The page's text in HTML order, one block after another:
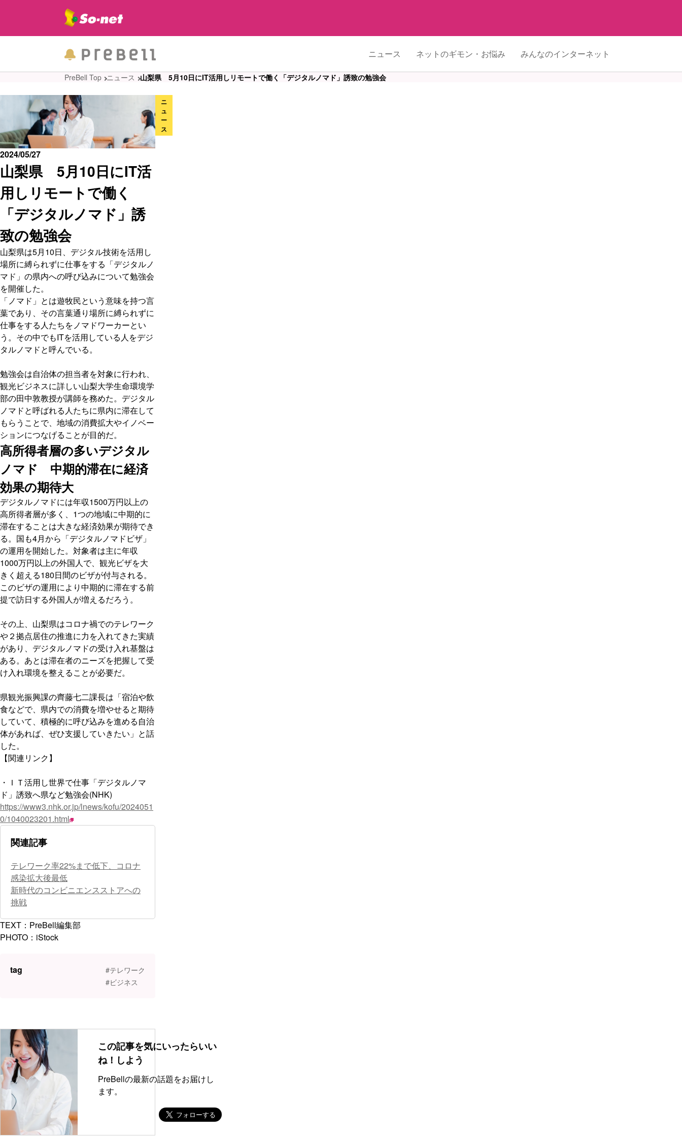
ニュース ネットのギモン・お悩み みんなのインターネット
PreBell Top ニュース 山梨県 5月10日にIT活用しリモートで働く「デジタルノマド」誘致の勉強会
ニ
ュ
ー
ス
山梨県 5月10日にIT活
用しリモートで働く
「デジタルノマド」誘
致の勉強会
2024/05/27
山梨県は5月10日、デジタル技術を活用し
場所に縛られずに仕事をする「デジタルノ
マド」の県内への呼び込みについて勉強会
を開催した。
「ノマド」とは遊牧民という意味を持つ言
葉であり、その言葉通り場所に縛られずに
仕事をする人たちをノマドワーカーとい
う。その中でもITを活用している人をデジ
タルノマドと呼んでいる。
勉強会は自治体の担当者を対象に行われ、
観光ビジネスに詳しい山梨大学生命環境学
部の田中敦教授が講師を務めた。デジタル
ノマドと呼ばれる人たちに県内に滞在して
もらうことで、地域の消費拡大やイノベー
ションにつなげることが目的だ。
高所得者層の多いデジタル
ノマド 中期的滞在に経済
効果の期待大
デジタルノマドには年収1500万円以上の
高所得者層が多く、1つの地域に中期的に
滞在することは大きな経済効果が期待でき
る。国も4月から「デジタルノマドビザ」
の運用を開始した。対象者は主に年収
1000万円以上の外国人で、観光ビザを大
きく超える180日間のビザが付与される。
このビザの運用により中期的に滞在する前
提で訪日する外国人が増えるだろう。
その上、山梨県はコロナ禍でのテレワーク
や２拠点居住の推進に力を入れてきた実績
があり、デジタルノマドの受け入れ基盤は
ある。あとは滞在者のニーズを把握して受
け入れ環境を整えることが必要だ。
県観光振興課の齊藤七二課長は「宿泊や飲
食などで、県内での消費を増やせると期待
していて、積極的に呼び込みを進める自治
体があれば、ぜひ支援していきたい」と話
した。
【関連リンク】
・ＩＴ活用し世界で仕事「デジタルノマ
ド」誘致へ県など勉強会(NHK)
https://www3.nhk.or.jp/lnews/kofu/2024051
0/1040023201.html
関連記事
テレワーク率22%まで低下、コロナ
感染拡大後最低
新時代のコンビニエンスストアへの
挑戦
TEXT：PreBell編集部
PHOTO：iStock
tag
#テレワーク
#ビジネス
この記事を気にいったらいい
ね！しよう
PreBellの最新の話題をお届けし
ます。